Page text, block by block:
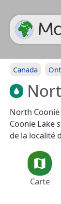
Canada
North Coonie
Coonie Lake
de la localité
Carte